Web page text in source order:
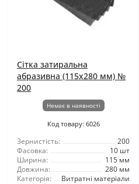
Сітка затиральна
абразивна (115x280 мм) №
200
Немає в наявності
Код товару: 6026
Зернистість:
200
Фасовка:
10 шт
Ширина:
115 мм
Довжина:
280 мм
Категорія:
Витратні матеріали